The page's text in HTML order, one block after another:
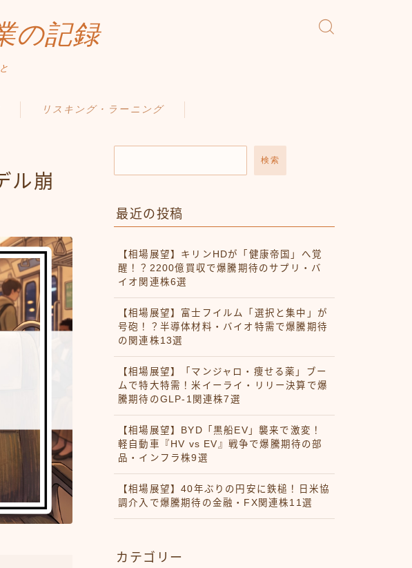
の記録
リスキング・ラーニング
ル崩
検索
最近の投稿
【相場展望】キリンHDが「健康帝国」へ覚
醒！？2200億買収で爆騰期待のサプリ・バ
イオ関連株6選
【相場展望】富士フイルム「選択と集中」が
号砲！？半導体材料・バイオ特需で爆騰期待
の関連株13選
【相場展望】「マンジャロ・痩せる薬」ブー
ムで特大特需！米イーライ・リリー決算で爆
騰期待のGLP-1関連株7選
【相場展望】BYD「黒船EV」襲来で激変！
軽自動車『HV vs EV』戦争で爆騰期待の部
品・インフラ株9選
【相場展望】40年ぶりの円安に鉄槌！日米協
調介入で爆騰期待の金融・FX関連株11選
カテゴリー